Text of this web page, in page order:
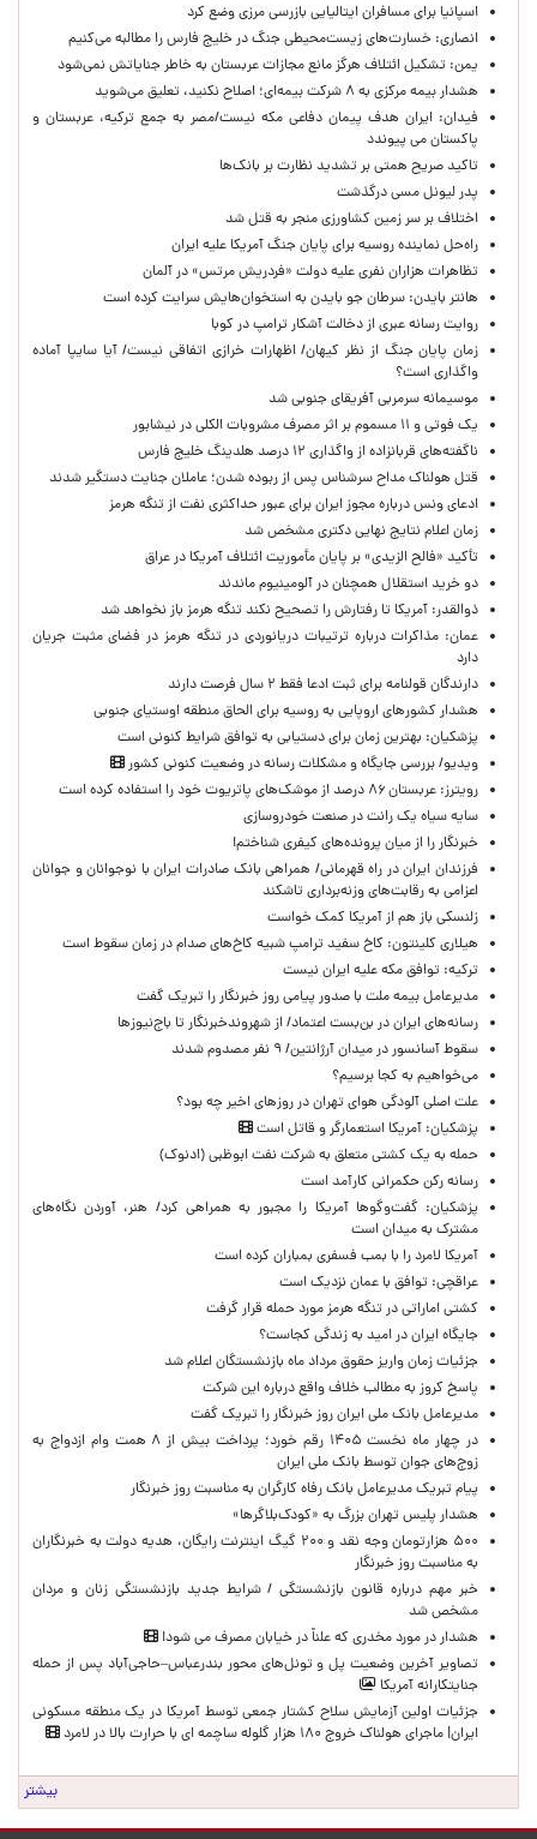
اسپانیا برای مسافران ایتالیایی بازرسی مرزی وضع کرد
انصاری: خسارت‌های زیست‌محیطی جنگ در خلیج فارس را مطالبه‌ می‌کنیم
یمن: تشکیل ائتلاف هرگز مانع مجازات عربستان به خاطر جنایاتش نمی‌شود
هشدار بیمه مرکزی به ۸ شرکت بیمه‌ای؛ اصلاح نکنید، تعلیق می‌شوید
فیدان: ایران هدف پیمان دفاعی مکه نیست/مصر به جمع ترکیه، عربستان و
پاکستان می پیوندد
تاکید صریح همتی بر تشدید نظارت بر بانک‌ها
پدر لیونل مسی درگذشت
اختلاف بر سر زمین کشاورزی منجر به قتل شد
راه‌حل نماینده روسیه برای پایان جنگ آمریکا علیه ایران
تظاهرات هزاران نفری علیه دولت «فردریش مرتس» در آلمان
هانتر بایدن: سرطان جو بایدن به استخوان‌هایش سرایت کرده است
روایت رسانه عبری از دخالت آشکار ترامپ در کوبا
زمان پایان جنگ از نظر کیهان/ اظهارات خرازی اتفاقی نیست/ آیا سایپا آماده
واگذاری است؟
موسیمانه سرمربی آفریقای جنوبی شد
یک فوتی و ۱۱ مسموم بر اثر مصرف مشروبات الکلی در نیشابور
ناگفته‌های قربانزاده از واگذاری ۱۲ درصد هلدینگ خلیج فارس
قتل هولناک مداح سرشناس پس از ربوده شدن؛ عاملان جنایت دستگیر شدند
ادعای ونس درباره مجوز ایران برای عبور حداکثری نفت از تنگه هرمز
زمان اعلام نتایج نهایی دکتری مشخص شد
تأکید «فالح الزیدی» بر پایان مأموریت ائتلاف آمریکا در عراق
دو خرید استقلال همچنان در آلومینیوم ماندند
ذوالقدر: آمریکا تا رفتارش را تصحیح نکند تنگه هرمز باز نخواهد شد
عمان: مذاکرات درباره ترتیبات دریانوردی در تنگه هرمز در فضای مثبت جریان
دارد
دارندگان قولنامه برای ثبت ادعا فقط ۲ سال فرصت دارند
هشدار کشورهای اروپایی به روسیه برای الحاق منطقه اوستیای جنوبی
پزشکیان‌: بهترین زمان برای دستیابی به توافق شرایط کنونی است
ویدیو/ بررسی جایگاه و مشکلات رسانه در وضعیت کنونی کشور
رویترز: عربستان ۸۶ درصد از موشک‌های پاتریوت خود را استفاده کرده است
سایه سیاه یک رانت در صنعت خودروسازی
خبرنگار را از میان پرونده‌های کیفری شناختم!
​فرزندان ایران در راه قهرمانی/ همراهی بانک صادرات ایران با نوجوانان و جوانان
اعزامی به رقابت‌های وزنه‌برداری تاشکند
زلنسکی باز هم از آمریکا کمک خواست
هیلاری کلینتون: کاخ سفید ترامپ شبیه کاخ‌های صدام در زمان سقوط است
ترکیه: توافق مکه علیه ایران نیست
مدیرعامل بیمه ملت با صدور پیامی روز خبرنگار را تبریک گفت
رسانه‌های ایران در بن‌بست اعتماد/ از شهروندخبرنگار تا باج‌نیوزها
سقوط آسانسور در میدان آرژانتین/ ۹ نفر مصدوم شدند
می‌خواهیم به کجا برسیم؟
علت اصلی آلودگی هوای تهران در روزهای اخیر چه بود؟
پزشکیان: آمریکا استعمارگر و قاتل است
حمله به یک کشتی متعلق به شرکت نفت ابوظبی (ادنوک)
رسانه رکن حکمرانی کارآمد است
پزشکیان: گفت‌وگوها آمریکا را مجبور به همراهی کرد/ هنر، آوردن نگاه‌های
مشترک به میدان است
آمریکا لامرد را با بمب فسفری بمباران کرده است
عراقچی: توافق با عمان نزدیک است
کشتی اماراتی در تنگه هرمز مورد حمله قرار گرفت
جایگاه ایران در امید به زندگی کجاست؟
جزئیات زمان واریز حقوق مرداد ماه بازنشستگان اعلام شد
پاسخ کروز به مطالب خلاف واقع درباره این شرکت
مدیرعامل بانک ملی ایران روز خبرنگار را تبریک گفت
در چهار ماه نخست ۱۴۰۵ رقم خورد؛ پرداخت بیش از ۸ همت وام ازدواج به
زوج‌های جوان توسط بانک ملی ایران
پیام تبریک مدیرعامل بانک رفاه کارگران به مناسبت روز خبرنگار
هشدار پلیس تهران بزرگ به «کودک‌بلاگرها»
۵۰۰ هزارتومان وجه نقد و ۲۰۰ گیگ اینترنت رایگان، هدیه دولت به خبرنگاران
به مناسبت روز خبرنگار
خبر مهم درباره قانون بازنشستگی / شرایط جدید بازنشستگی زنان و مردان
مشخص شد
هشدار در مورد مخدری که علناً در خیابان مصرف می شود!
تصاویر آخرین وضعیت پل و تونل‌های محور بندرعباس–حاجی‌آباد پس از حمله
جنایتکارانه آمریکا
جزئیات اولین آزمایش سلاح کشتار جمعی توسط آمریکا در یک منطقه مسکونی
ایران| ماجرای هولناک خروج ۱۸۰ هزار گلوله ساچمه ای با حرارت بالا در لامرد
بیشتر